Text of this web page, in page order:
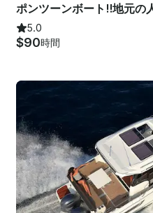
5.0
$90時間